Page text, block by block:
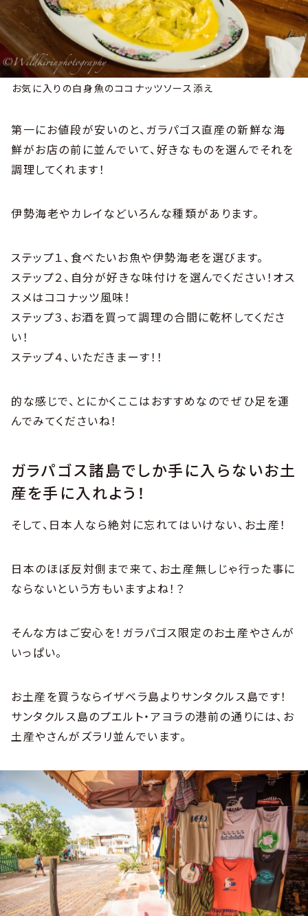
お気に入りの白身魚のココナッツソース添え
第一にお値段が安いのと、ガラパゴス直産の新鮮な海
鮮がお店の前に並んでいて、好きなものを選んでそれを
調理してくれます！
伊勢海老やカレイなどいろんな種類があります。
ステップ１、食べたいお魚や伊勢海老を選びます。
ステップ２、自分が好きな味付けを選んでください！オス
スメはココナッツ風味！
ステップ３、お酒を買って調理の合間に乾杯してくださ
い！
ステップ４、いただきまーす！！
的な感じで、とにかくここはおすすめなのでぜひ足を運
んでみてくださいね！
ガラパゴス諸島でしか手に入らないお土
産を手に入れよう！
そして、日本人なら絶対に忘れてはいけない、お土産！
日本のほぼ反対側まで来て、お土産無しじゃ行った事に
ならないという方もいますよね！？
そんな方はご安心を！ガラパゴス限定のお土産やさんが
いっぱい。
お土産を買うならイザベラ島よりサンタクルス島です！
サンタクルス島のプエルト・アヨラの港前の通りには、お
土産やさんがズラリ並んでいます。